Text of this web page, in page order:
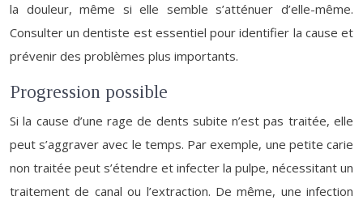
la douleur, même si elle semble s’atténuer d’elle-même.
Consulter un dentiste est essentiel pour identifier la cause et
prévenir des problèmes plus importants.
Progression possible
Si la cause d’une rage de dents subite n’est pas traitée, elle
peut s’aggraver avec le temps. Par exemple, une petite carie
non traitée peut s’étendre et infecter la pulpe, nécessitant un
traitement de canal ou l’extraction. De même, une infection